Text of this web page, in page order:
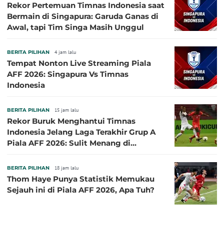
Rekor Pertemuan Timnas Indonesia saat
Bermain di Singapura: Garuda Ganas di
Awal, tapi Tim Singa Masih Unggul
BERITA PILIHAN 4 jam lalu
Tempat Nonton Live Streaming Piala
AFF 2026: Singapura Vs Timnas
Indonesia
BERITA PILIHAN 15 jam lalu
Rekor Buruk Menghantui Timnas
Indonesia Jelang Laga Terakhir Grup A
Piala AFF 2026: Sulit Menang di
BERITA PILIHAN 18 jam lalu
Thom Haye Punya Statistik Memukau
Sejauh ini di Piala AFF 2026, Apa Tuh?